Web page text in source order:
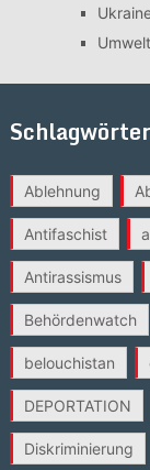
Schlagwörter
Ablehnung
Antifaschist
Antirassismus
Behördenwatch
belouchistan
DEPORTATION
Diskriminierung